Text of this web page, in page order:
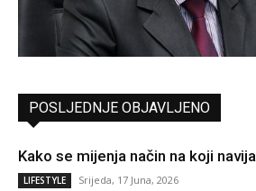
POSLJEDNJE OBJAVLJENO
Kako se mijenja način na koji
LIFESTYLE Srijeda, 17 Juna, 2026